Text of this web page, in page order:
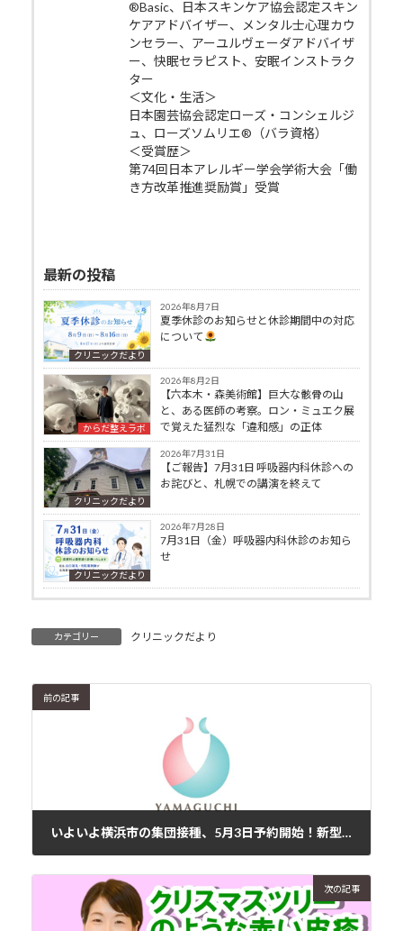
®Basic、日本スキンケア協会認定スキン
ケアアドバイザー、メンタル士心理カウ
ンセラー、アーユルヴェーダアドバイザ
ー、快眠セラピスト、安眠インストラク
ター
＜文化・生活＞
日本園芸協会認定ローズ・コンシェルジ
ュ、ローズソムリエ®（バラ資格）
＜受賞歴＞
第74回日本アレルギー学会学術大会「働
き方改革推進奨励賞」受賞
最新の投稿
クリニックだより
2026年8月7日
夏季休診のお知らせと休診期間中の対応
について
からだ整えラボ
2026年8月2日
【六本木・森美術館】巨大な骸骨の山
と、ある医師の考察。ロン・ミュエク展
で覚えた猛烈な「違和感」の正体
クリニックだより
2026年7月31日
【ご報告】7月31日 呼吸器内科休診への
お詫びと、札幌での講演を終えて
クリニックだより
2026年7月28日
7月31日（金）呼吸器内科休診のお知ら
せ
カテゴリー クリニックだより
前の記事
いよいよ横浜市の集団接種、5月3日予約開始！新型コロナワクチン
次の記事